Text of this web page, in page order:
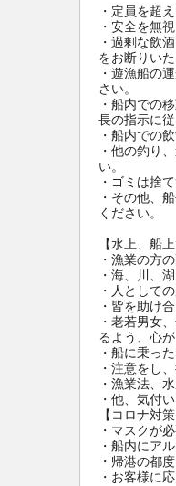
・定員を超
・安全を無
・過剰な飲
をお断りいた
・遊漁船の
さい。
・船内での
長の指示に従
・船内での
・他の釣り
い。
・ゴミは捨
・その他、
ください。
【水上、船
・漁業の方
・海、川、
・人として
・皆を助け
・老若男女
るよう、心が
・船に乗っ
・注意をし
・漁業法、
・他、気付
【コロナ対策
・マスクが
・船内にア
・帰港の都
・お客様に